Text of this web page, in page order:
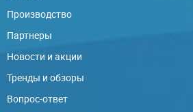
Производство
Партнеры
Новости и акции
Тренды и обзоры
Вопрос-ответ